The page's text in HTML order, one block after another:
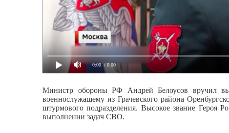
0:00 / 0:00
Министр обороны РФ Андрей Белоусов вручил
военнослужащему из Грачевского района
штурмового подразделения. Высокое звание Героя
выполнении задач СВО.